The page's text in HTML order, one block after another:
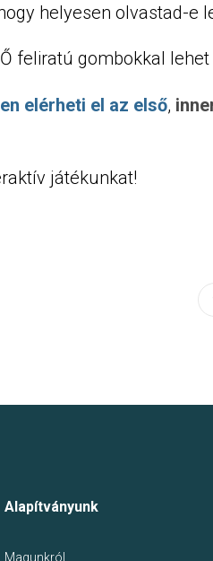
helyesen olvastad-e
feliratú gombokkal
elérheti el az első,
játékunkat!
Alapítványunk
Magunkról